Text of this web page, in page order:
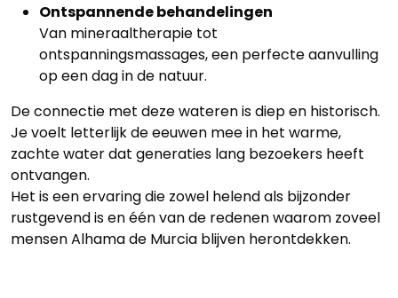
Ontspannende behandelingen
Van mineraaltherapie tot
ontspanningsmassages, een perfecte aanvulling
op een dag in de natuur.
De connectie met deze wateren is diep en historisch.
Je voelt letterlijk de eeuwen mee in het warme,
zachte water dat generaties lang bezoekers heeft
ontvangen.
Het is een ervaring die zowel helend als bijzonder
rustgevend is en één van de redenen waarom zoveel
mensen Alhama de Murcia blijven herontdekken.